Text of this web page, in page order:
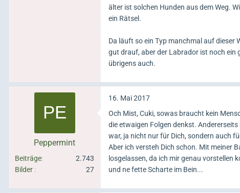
älter ist solchen Hunden aus dem Weg.
ein Rätsel.
Da läuft so ein Typ manchmal auf dieser
gut drauf, aber der Labrador ist noch ein
übrigens auch.
Peppermint
Beiträge
2.743
Bilder
27
16. Mai 2017
Och Mist, Cuki, sowas braucht kein
die etwaigen Folgen denkst.
war, ja nicht nur für Dich, sondern auch
Aber ich versteh Dich schon. Mit meiner
losgelassen, da ich mir genau vorstellen
und ne fette Scharte im Bein...